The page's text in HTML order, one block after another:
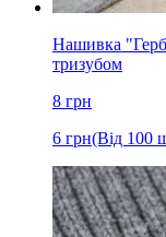
Нашивка
тризубом
8 грн
6 грн(Від 100